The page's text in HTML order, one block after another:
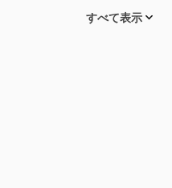
すべて表示